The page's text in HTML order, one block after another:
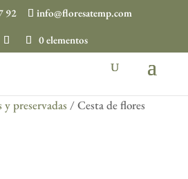
92 info@floresatemp.com
0 elementos
y preservadas / Cesta de flores